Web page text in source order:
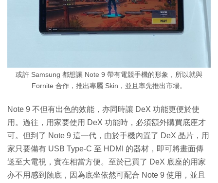
或許 Samsung 都想讓 Note 9 帶有電競手機的形象，所以就與
Fornite 合作，推出專屬 Skin，並且率先推出市場。
Note 9 不但有出色的效能，亦同時讓 DeX 功能更便於使
用。過往，用家要使用 DeX 功能時，必須額外購買底座才
可。但到了 Note 9 這一代，由於手機內置了 DeX 晶片，用
家只要備有 USB Type-C 至 HDMI 的器材，即可將畫面傳
送至大電視，實在相當方便。至於已買了 DeX 底座的用家
亦不用感到蝕底，因為底坐依然可配合 Note 9 使用，並且